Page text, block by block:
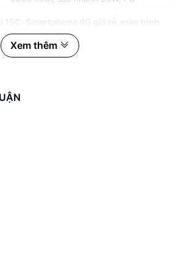
đủ dùng
phổ thông giá rẻ, Xiaomi đã tung ra
Xem thêm